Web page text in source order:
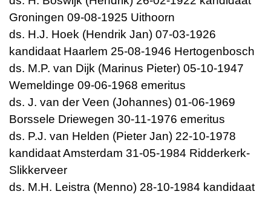
Groningen 09-08-1925 Uithoorn
ds. H.J. Hoek (Hendrik Jan) 07-03-1926
kandidaat Haarlem 25-08-1946 Hertogenbosch
ds. M.P. van Dijk (Marinus Pieter) 05-10-1947
Wemeldinge 09-06-1968 emeritus
ds. J. van der Veen (Johannes) 01-06-1969
Borssele Driewegen 30-11-1976 emeritus
ds. P.J. van Helden (Pieter Jan) 22-10-1978
kandidaat Amsterdam 31-05-1984 Ridderkerk-
Slikkerveer
ds. M.H. Leistra (Menno) 28-10-1984 kandidaat